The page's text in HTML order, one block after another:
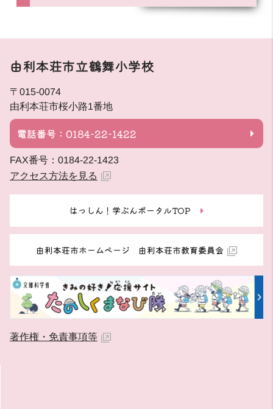
由利本荘市立鶴舞小学校
〒015-0074
由利本荘市桜小路1番地
電話番号：0184-22-1422
FAX番号：0184-22-1423
アクセス方法を見る
はっしん！学ぶんポータルTOP
由利本荘市ホームページ 由利本荘市教育委員会
著作権・免責事項等